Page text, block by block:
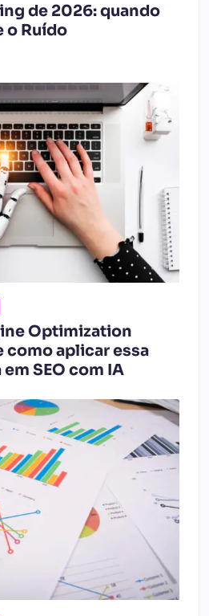
de 2026: quando
o Ruído
Optimization
como aplicar essa
SEO com IA